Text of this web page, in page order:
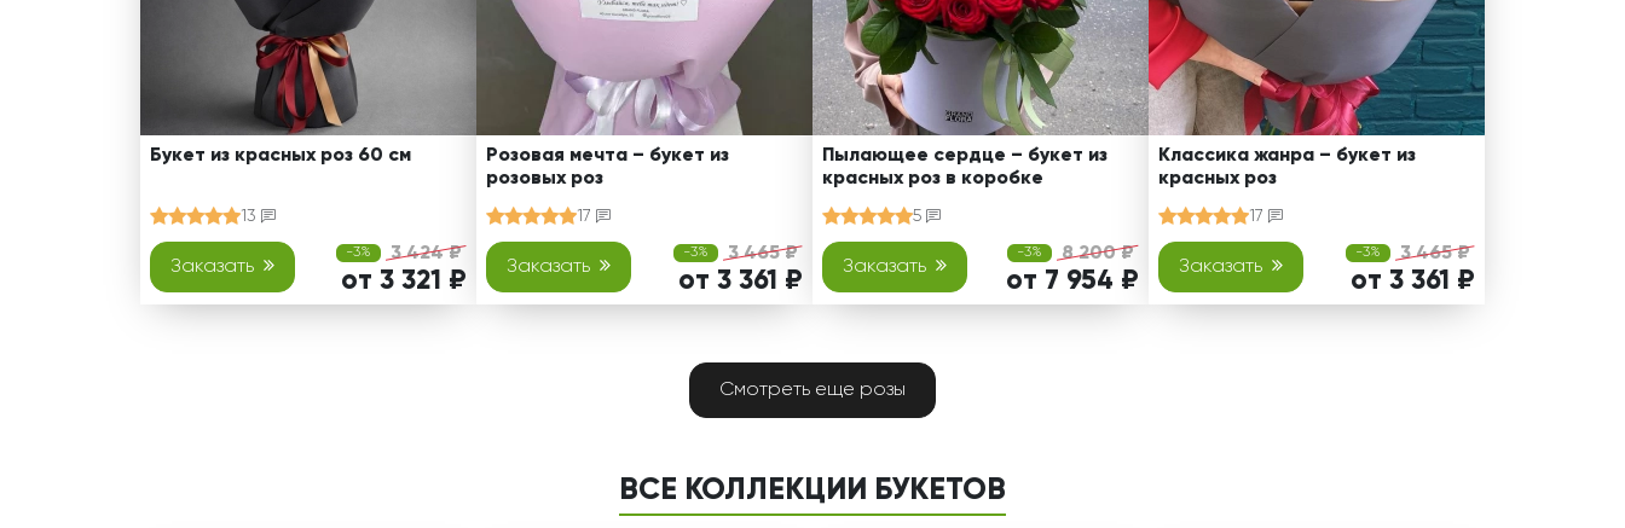
Букет из красных роз 60 см
13
Заказать
-3% 3 424 ₽
от 3 321 ₽
Розовая мечта – букет из
розовых роз
17
Заказать
-3% 3 465 ₽
от 3 361 ₽
Пылающее сердце – букет из
красных роз в коробке
5
Заказать
-3% 8 200 ₽
от 7 954 ₽
Классика жанра – букет из
красных роз
17
Заказать
-3% 3 465 ₽
от 3 361 ₽
Смотреть еще розы
ВСЕ КОЛЛЕКЦИИ БУКЕТОВ